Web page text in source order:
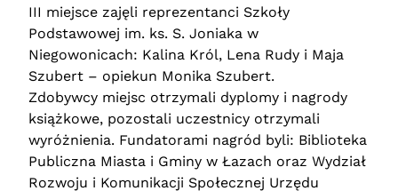
III miejsce zajęli reprezentanci Szkoły
Podstawowej im. ks. S. Joniaka w
Niegowonicach: Kalina Król, Lena Rudy i Maja
Szubert – opiekun Monika Szubert.
Zdobywcy miejsc otrzymali dyplomy i nagrody
książkowe, pozostali uczestnicy otrzymali
wyróżnienia. Fundatorami nagród byli: Biblioteka
Publiczna Miasta i Gminy w Łazach oraz Wydział
Rozwoju i Komunikacji Społecznej Urzędu